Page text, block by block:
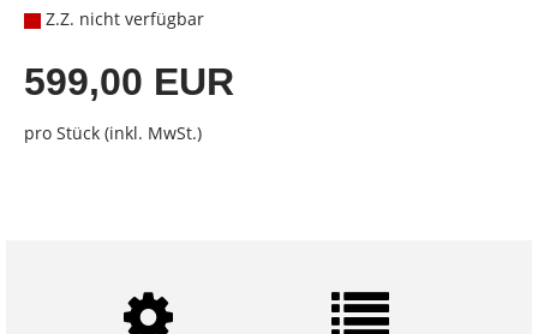
Z.Z. nicht verfügbar
599,00 EUR
pro Stück (inkl. MwSt.)